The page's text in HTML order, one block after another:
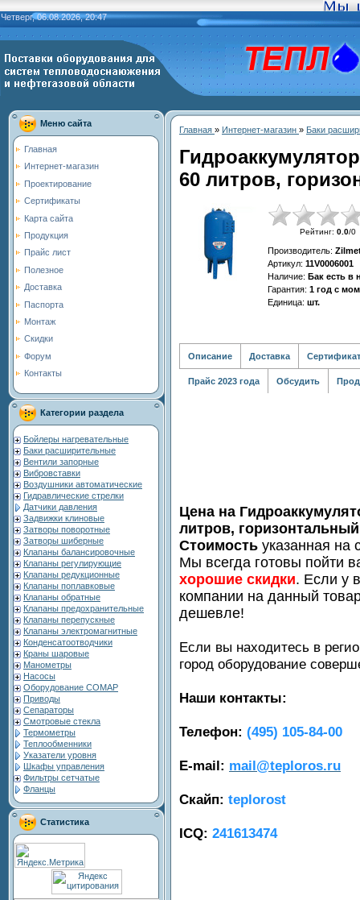
Четверг, 06.08.2026, 20:47
Меню сайта
Главная
Интернет-магазин
Проектирование
Сертификаты
Карта сайта
Продукция
Прайс лист
Полезное
Доставка
Паспорта
Монтаж
Скидки
Форум
Контакты
Категории раздела
Бойлеры нагревательные
Баки расширительные
Вентили запорные
Вибровставки
Воздушники автоматические
Гидравлические стрелки
Датчики давления
Задвижки клиновые
Затворы поворотные
Затворы шиберные
Клапаны балансировочные
Клапаны регулирующие
Клапаны редукционные
Клапаны поплавковые
Клапаны обратные
Клапаны предохранительные
Клапаны перепускные
Клапаны электромагнитные
Конденсатоотводчики
Краны шаровые
Манометры
Насосы
Оборудование COMAP
Приводы
Сепараторы
Смотровые стекла
Термометры
Теплообменники
Указатели уровня
Шкафы управления
Фильтры сетчатые
Фланцы
Статистика
Главная » Интернет-магазин » Баки
60 литров,
Рейтинг: 0.0/0
Производитель:
Артикул: 11V0006001
Наличие: Бак есть в
Гарантия: 1 год с
Единица: шт.
Описание Доставка Сертификат
Прайс 2023 года Обсудить
Цена на
литров,
Стоимость указанная на
Мы всегда готовы пойти
хорошие скидки. Если у
компании на данный
дешевле!
Если вы находитесь в
город оборудование
Наши контакты:
Телефон: (495) 105-84-00
E-mail: mail@teploros.ru
Скайп: teplorost
ICQ: 241613474